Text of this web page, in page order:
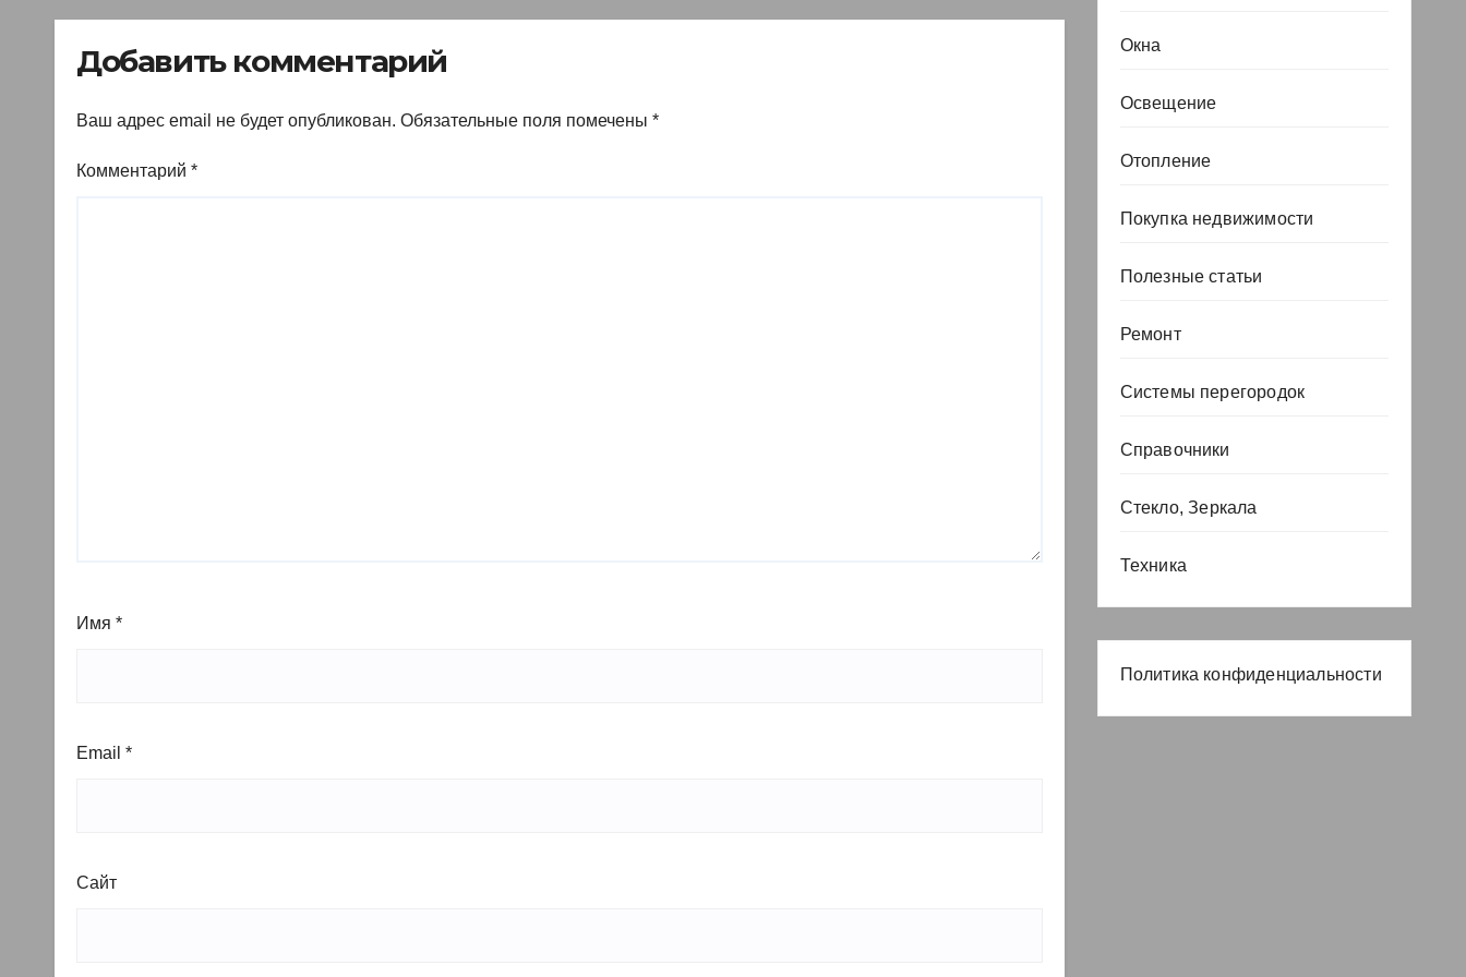
Добавить комментарий
Ваш адрес email не будет опубликован. Обязательные поля помечены *
Комментарий *
Имя *
Email *
Сайт
Окна
Освещение
Отопление
Покупка недвижимости
Полезные статьи
Ремонт
Системы перегородок
Справочники
Стекло, Зеркала
Техника
Политика конфиденциальности